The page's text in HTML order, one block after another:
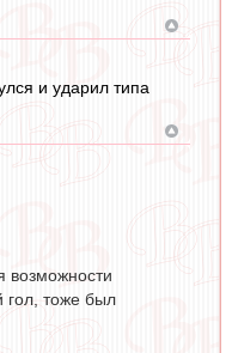
и ударил типа
возможности
гол, тоже был